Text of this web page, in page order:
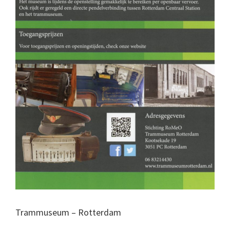
Trammuseum – Rotterdam